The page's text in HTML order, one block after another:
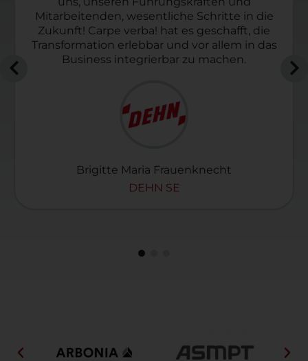
Brigitte Maria Frauenknecht
DEHN SE
Mitarbeitenden, wesentliche Schritte in die
Zukunft! Carpe verba! hat es geschafft, die
Transformation erlebbar und vor allem in das
Business integrierbar zu machen.